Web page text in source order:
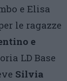
e Elisa
le ragazze
e
LD Base
Silvia